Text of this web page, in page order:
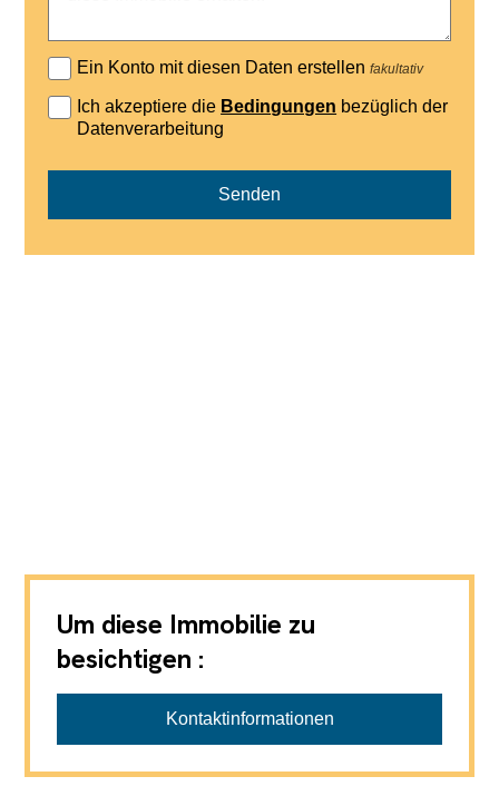
Ein Konto mit diesen Daten erstellenfakultativ
Ich akzeptiere die Bedingungen bezüglich der
Datenverarbeitung
Senden
Um diese Immobilie zu
besichtigen :
Kontaktinformationen